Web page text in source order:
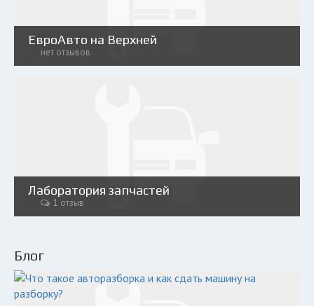
ЕвроАвто на Верхней
нет отзывов
Лаборатория запчастей
1 отзыв
Блог